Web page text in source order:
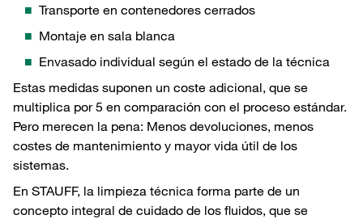
Transporte en contenedores cerrados
Montaje en sala blanca
Envasado individual según el estado de la técnica
Estas medidas suponen un coste adicional, que se
multiplica por 5 en comparación con el proceso estándar.
Pero merecen la pena: Menos devoluciones, menos
costes de mantenimiento y mayor vida útil de los
sistemas.
En STAUFF, la limpieza técnica forma parte de un
concepto integral de cuidado de los fluidos, que se